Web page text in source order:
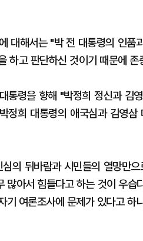
대해서는 "박 전 대통령의 인품
하고 판단하신 것이기 때문에 존
통령을 향해 "박정희 정신과 김
정희 대통령의 애국심과 김영
의 뒤바람과 시민들의 열망만
많아서 힘들다고 하는 것이 우
기 여론조사에 문제가 있다고 하